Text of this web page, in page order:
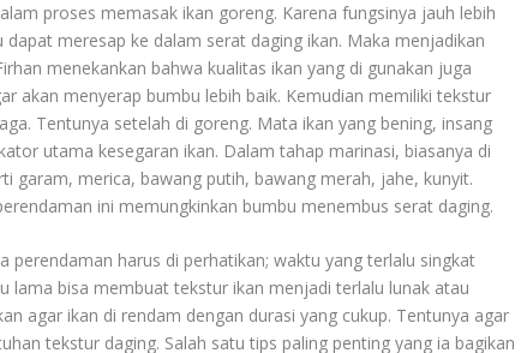
proses memasak ikan goreng. Karena fungsinya jauh lebih
meresap ke dalam serat daging ikan. Maka menjadikan
menekankan bahwa kualitas ikan yang di gunakan juga
akan menyerap bumbu lebih baik. Kemudian memiliki tekstur
Tentunya setelah di goreng. Mata ikan yang bening, insang
utama kesegaran ikan. Dalam tahap marinasi, biasanya di
garam, merica, bawang putih, bawang merah, jahe, kunyit.
ini memungkinkan bumbu menembus serat daging.
perendaman harus di perhatikan; waktu yang terlalu singkat
lama bisa membuat tekstur ikan menjadi terlalu lunak atau
agar ikan di rendam dengan durasi yang cukup. Tentunya agar
tekstur daging. Salah satu tips paling penting yang ia bagikan